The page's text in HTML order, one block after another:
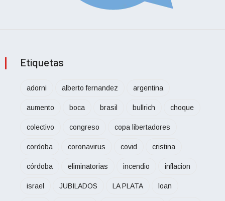
Etiquetas
adorni alberto fernandez argentina
aumento boca brasil bullrich choque
colectivo congreso copa libertadores
cordoba coronavirus covid cristina
córdoba eliminatorias incendio inflacion
israel JUBILADOS LA PLATA loan